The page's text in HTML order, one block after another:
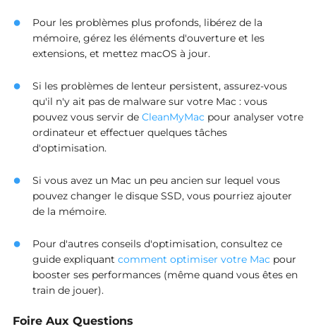
Pour les problèmes plus profonds, libérez de la
mémoire, gérez les éléments d'ouverture et les
extensions, et mettez macOS à jour.
Si les problèmes de lenteur persistent, assurez-vous
qu'il n'y ait pas de malware sur votre Mac : vous
pouvez vous servir de CleanMyMac pour analyser votre
ordinateur et effectuer quelques tâches
d'optimisation.
Si vous avez un Mac un peu ancien sur lequel vous
pouvez changer le disque SSD, vous pourriez ajouter
de la mémoire.
Pour d'autres conseils d'optimisation, consultez ce
guide expliquant comment optimiser votre Mac pour
booster ses performances (même quand vous êtes en
train de jouer).
Foire Aux Questions